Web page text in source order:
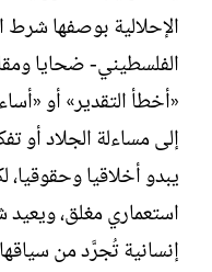
الإحلالية بوصفها شرط
الفلسطيني- ضحايا
«أخطأ التقدير» أو
إلى مساءلة الجلاد أو
يبدو أخلاقيا
استعماري مغلق،
إنسانية تُجرَّد من